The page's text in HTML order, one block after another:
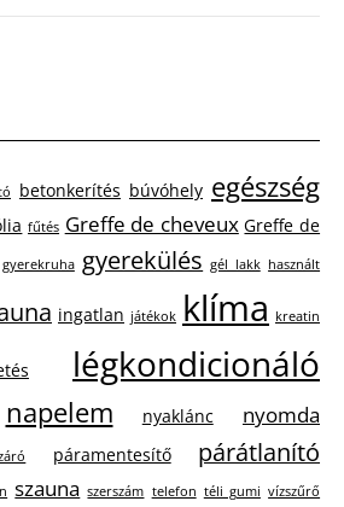
betonkerítés búvóhely egészség
fűtés Greffe de cheveux Greffe de
gyerekruha gyerekülés gél lakk használt
ingatlan játékok klíma kreatin
légkondicionáló
napelem nyaklánc nyomda
páramentesítő párátlanító
szauna szerszám telefon téli gumi vízszűrő